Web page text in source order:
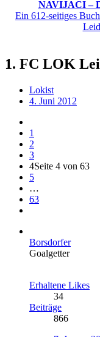
NAVIJACI –
Ein 612-seitiges
1. FC LOK
Lokist
4. Juni 2012
1
2
3
4Seite 4 von 63
5
…
63
Borsdorfer
Goalgetter
Erhaltene Likes
34
Beiträge
866